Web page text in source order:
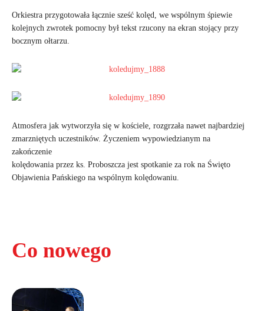
Co nowego
Orkiestra przygotowała łącznie sześć kolęd, we wspólnym śpiewie
kolejnych zwrotek pomocny był tekst rzucony na ekran stojący przy
bocznym ołtarzu.
Atmosfera jak wytworzyła się w kościele, rozgrzała nawet najbardziej
zmarzniętych uczestników. Życzeniem wypowiedzianym na
zakończenie
kolędowania przez ks. Proboszcza jest spotkanie za rok na Święto
Objawienia Pańskiego na wspólnym kolędowaniu.